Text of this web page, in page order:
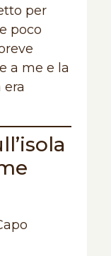
per
poco
a me e la